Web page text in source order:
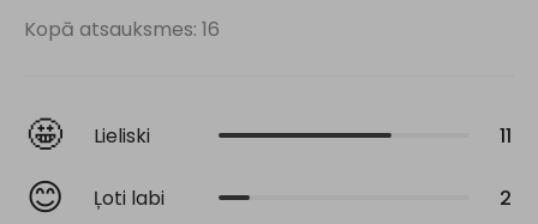
Kopā atsauksmes: 16
🤩 Lieliski 11
😊 Ļoti labi 2